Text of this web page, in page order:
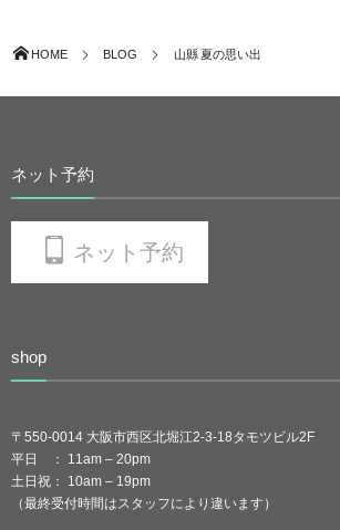
HOME BLOG 山縣 夏の思い出
ネット予約
ネット予約
shop
〒550-0014 大阪市西区北堀江2-3-18タモツビル2F
平日 ： 11am – 20pm
土日祝： 10am – 19pm
（最終受付時間はスタッフにより違います）